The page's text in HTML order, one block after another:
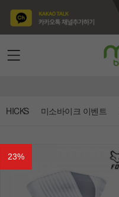
HICKS 미소바이크 이벤트
23%